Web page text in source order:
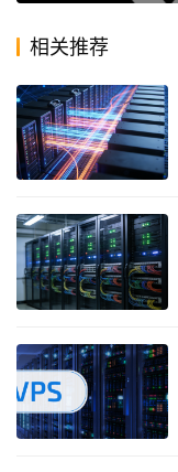
相关推荐